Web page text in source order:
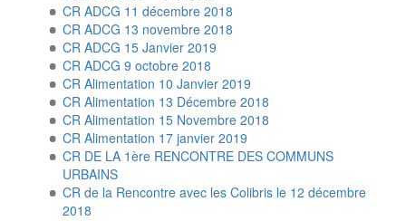
CR ADCG 11 décembre 2018
CR ADCG 13 novembre 2018
CR ADCG 15 Janvier 2019
CR ADCG 9 octobre 2018
CR Alimentation 10 Janvier 2019
CR Alimentation 13 Décembre 2018
CR Alimentation 15 Novembre 2018
CR Alimentation 17 janvier 2019
CR DE LA 1ère RENCONTRE DES COMMUNS
URBAINS
CR de la Rencontre avec les Colibris le 12 décembre
2018